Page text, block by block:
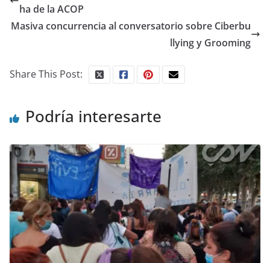
ha de la ACOP
Masiva concurrencia al conversatorio sobre Ciberbu
llying y Grooming
Share This Post:
Podría interesarte